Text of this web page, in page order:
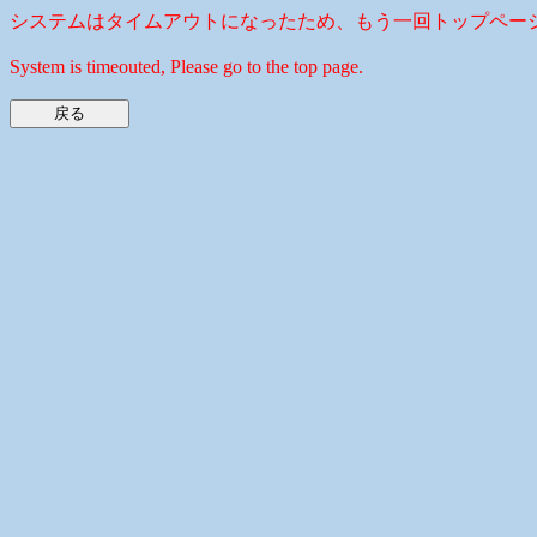
システムはタイムアウトになったため、もう一回トップペー
System is timeouted, Please go to the top page.